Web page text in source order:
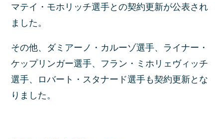
マテイ・モホリッチ選手との契約更新が公表され
ました。
その他、ダミアーノ・カルーゾ選手、ライナー・
ケップリンガー選手、フラン・ミホリェヴィッチ
選手、ロバート・スタナード選手も契約更新とな
りました。